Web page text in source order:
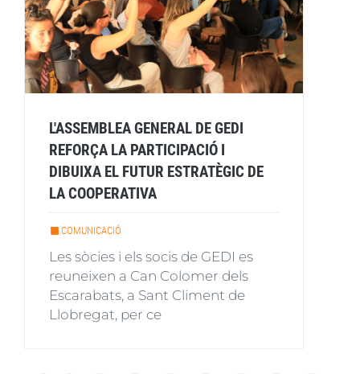
L'ASSEMBLEA GENERAL DE GEDI
REFORÇA LA PARTICIPACIÓ I
DIBUIXA EL FUTUR ESTRATÈGIC DE
LA COOPERATIVA
COMUNICACIÓ
Les sòcies i els socis de GEDI es
reuneixen a Can Colomer dels
Escarabats, a Sant Climent de
Llobregat, per ce